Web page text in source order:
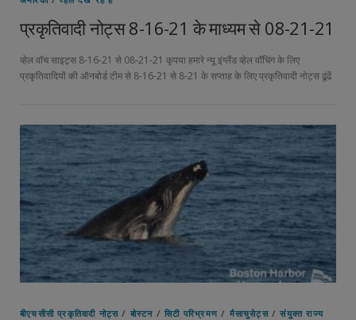
प्रकृतिवादी नोट्स 8-16-21 के माध्यम से 08-21-21
व्हेल वॉच साइट्स 8-16-21 से 08-21-21 कृपया हमारे न्यू इंग्लैंड व्हेल वॉचिंग के लिए
प्रकृतिवादियों की ऑनबोर्ड टीम से 8-16-21 से 8-21 के सप्ताह के लिए प्रकृतिवादी नोट्स ढूंढें
बीएचसीसी प्रकृतिवादी नोट्स / बोस्टन /सिटी परिभ्रमण / मैसाचुसेट्स/संयुक्त राज्य